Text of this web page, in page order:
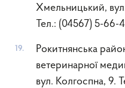
Хмельницький,
Тел.: (04567) 5-66-
Рокитнянська
ветеринарної
вул. Колгоспна, 9.